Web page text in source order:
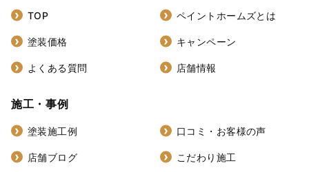
TOP ペイントホームズとは
塗装価格 キャンペーン
よくある質問 店舗情報
施工・事例
塗装施工例 口コミ・お客様の声
店舗ブログ こだわり施工